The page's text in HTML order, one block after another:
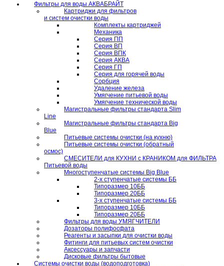
Фильтры для воды АКВАБРАЙТ
Картриджи для фильтров
и систем очистки воды
Комплекты картриджей
Механика
Серия ПП
Серия ВП
Серия ВПК
Серия АКВА
Серия ГП
Серия для горячей воды
Сорбция
Удаление железа
Умягчение питьевой воды
Умягчение технической воды
Магистральные фильтры стандарта Slim
Line
Магистральные фильтры стандарта Big
Blue
Питьевые системы очистки (на кухню)
Питьевые системы очистки (обратный
осмос)
СМЕСИТЕЛИ для КУХНИ с КРАНИКОМ для ФИЛЬТРА
Питьевой воды
Многоступенчатые системы Big Blue
2-х ступенчатые системы ББ
Типоразмер 10ББ
Типоразмер 20ББ
3-х ступенчатые системы ББ
Типоразмер 10ББ
Типоразмер 20ББ
Фильтры для воды УМЯГЧИТЕЛИ
Дозаторы полифосфата
Реагенты и засыпки для очистки воды
Фитинги для питьевых систем очистки
Аксессуары и запчасти
Дисковые фильтры бытовые
Системы очистки воды (водоподготовка)